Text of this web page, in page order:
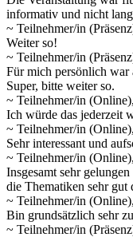
informativ und nicht
~ Teilnehmer/in
Weiter so!
~ Teilnehmer/in
Für mich persönlich war
Super, bitte weiter so.
~ Teilnehmer/in
Ich würde das jederzeit
~ Teilnehmer/in
Sehr interessant und
~ Teilnehmer/in
Insgesamt sehr
die Thematiken sehr
~ Teilnehmer/in
Bin grundsätzlich sehr
~ Teilnehmer/in